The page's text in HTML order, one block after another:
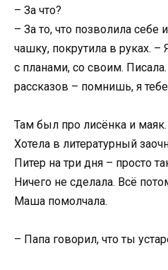
– За что?
– За то, что позволила себе
чашку, покрутила в руках.
с планами, со своим.
рассказов – помнишь, я
Там был про лисёнка и
Хотела в литературный
Питер на три дня – просто
Ничего не сделала. Всё
Маша помолчала.
– Папа говорил, что ты